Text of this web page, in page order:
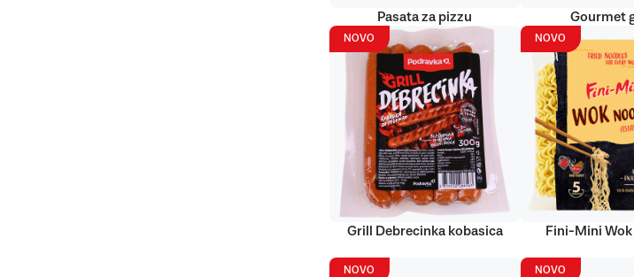
Pasata za pizzu Gourmet
NOVO
Grill Debrecinka kobasica
NOVO
Fini-Mini
NOVO NOVO